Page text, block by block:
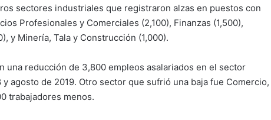
sectores industriales que registraron alzas en puestos con
Profesionales y Comerciales (2,100), Finanzas (1,500),
y Minería, Tala y Construcción (1,000).
una reducción de 3,800 empleos asalariados en el sector
agosto de 2019. Otro sector que sufrió una baja fue Comercio,
trabajadores menos.